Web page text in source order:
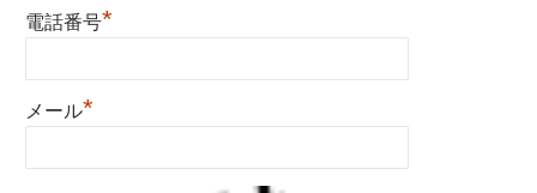
電話番号*
メール*